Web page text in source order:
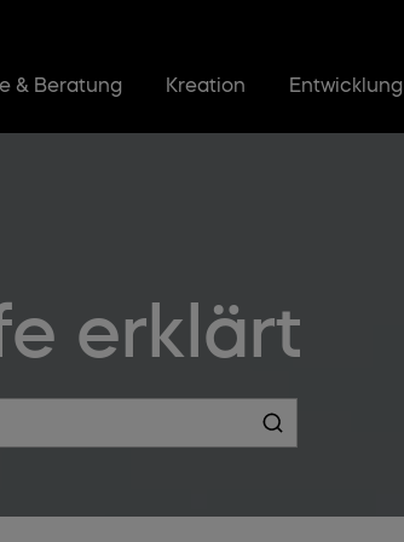
& Beratung Kreation Entwicklung
erklärt